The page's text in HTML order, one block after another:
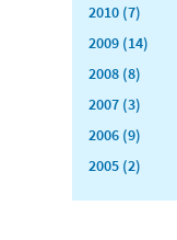
2010 (7)
2009 (14)
2008 (8)
2007 (3)
2006 (9)
2005 (2)